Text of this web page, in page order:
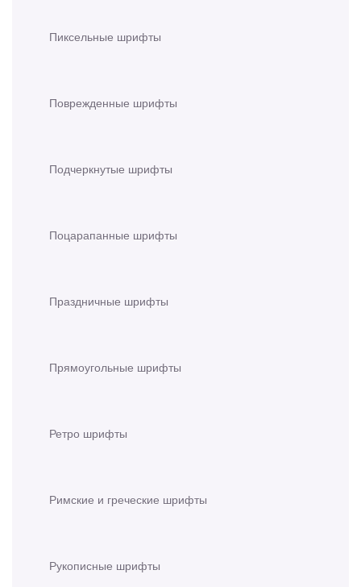
Пиксельные шрифты
Поврежденные шрифты
Подчеркнутые шрифты
Поцарапанные шрифты
Праздничные шрифты
Прямоугольные шрифты
Ретро шрифты
Римские и греческие шрифты
Рукописные шрифты